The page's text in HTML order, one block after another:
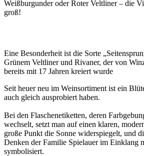
Weißburgunder oder Roter Veltliner – die
groß!
Eine Besonderheit ist die Sorte
Grünem Veltliner und Rivaner, der von
bereits mit 17 Jahren kreiert wurde
Seit heuer neu im Weinsortiment ist ein
auch gleich ausprobiert haben.
Bei den Flaschenetiketten, deren
wechselt, setzt man auf einen klaren,
große Punkt die Sonne widerspiegelt, und
Denken der Familie Spielauer im Einklang
symbolisiert.